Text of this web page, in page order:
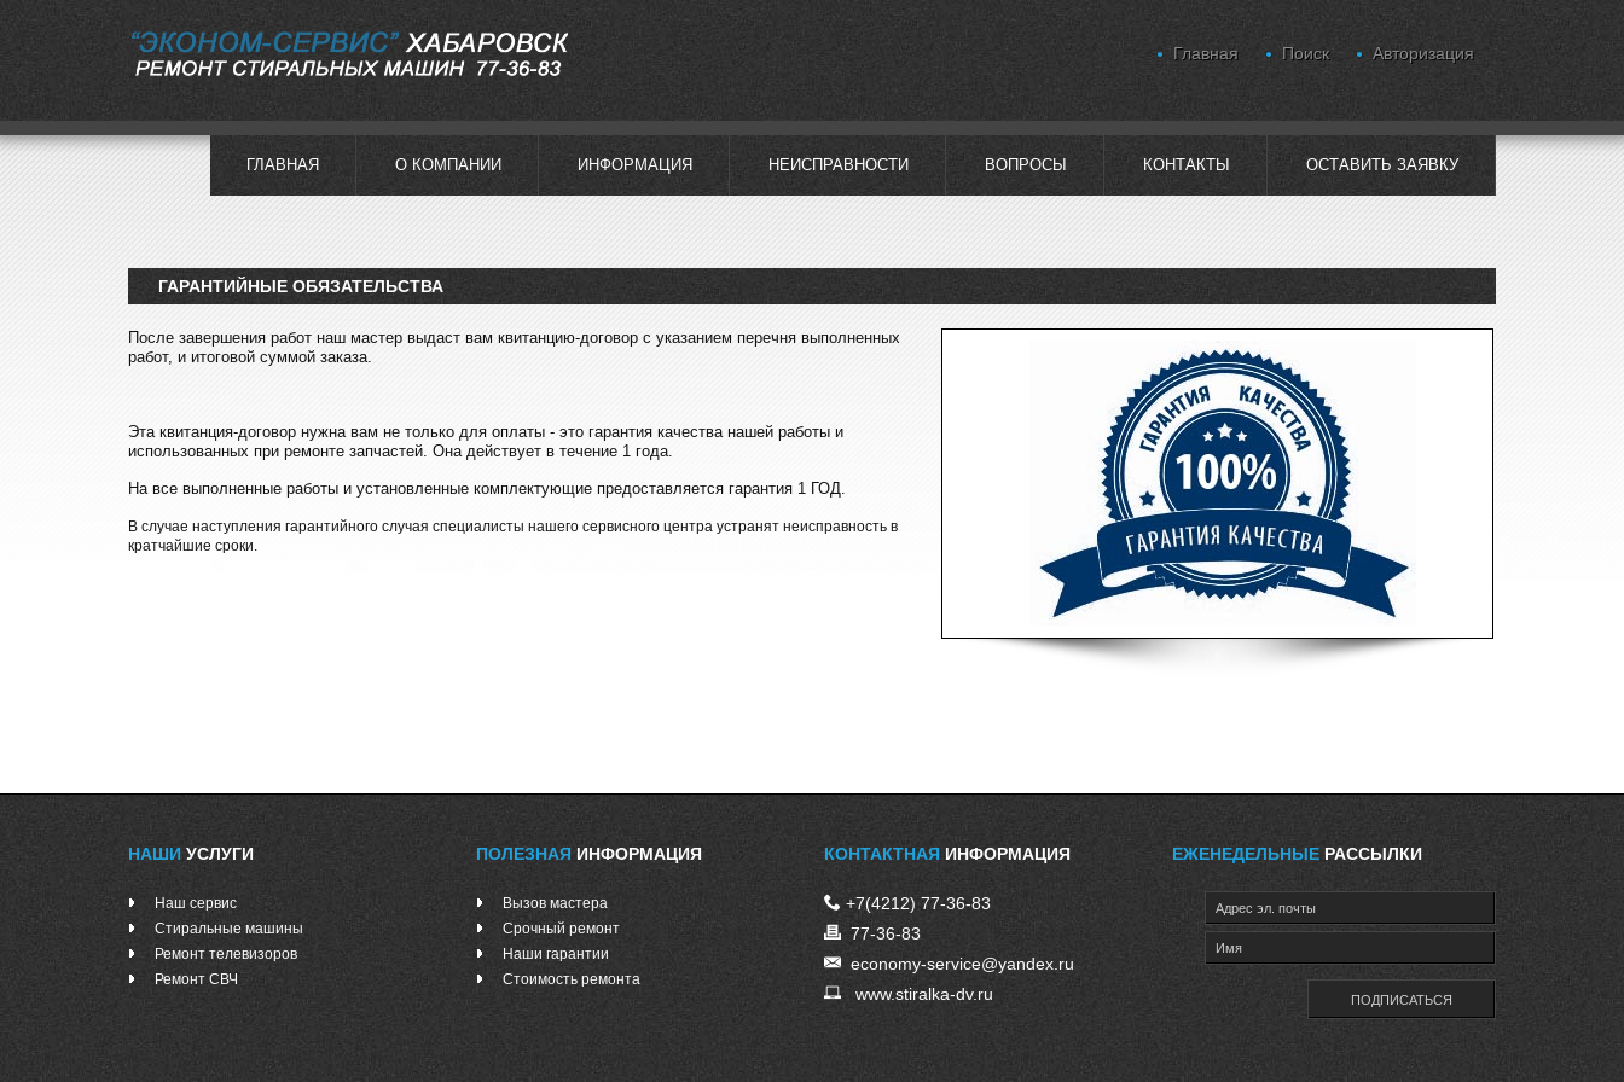
Авторизация
Поиск
Главная
ГЛАВНАЯ О КОМПАНИИ ИНФОРМАЦИЯ НЕИСПРАВНОСТИ ВОПРОСЫ КОНТАКТЫ ОСТАВИТЬ ЗАЯВКУ
ГАРАНТИЙНЫЕ ОБЯЗАТЕЛЬСТВА
После завершения работ наш мастер выдаст вам квитанцию-договор с указанием перечня выполненных
работ, и итоговой суммой заказа.
Эта квитанция-договор нужна вам не только для оплаты - это гарантия качества нашей работы и
использованных при ремонте запчастей. Она действует в течение 1 года.
На все выполненные работы и установленные комплектующие предоставляется гарантия 1 ГОД.
В случае наступления гарантийного случая специалисты нашего сервисного центра устранят неисправность в
кратчайшие сроки.
НАШИ УСЛУГИ
Наш сервис
Стиральные машины
Ремонт телевизоров
Ремонт СВЧ
ПОЛЕЗНАЯ ИНФОРМАЦИЯ
Вызов мастера
Срочный ремонт
Наши гарантии
Стоимость ремонта
КОНТАКТНАЯ ИНФОРМАЦИЯ
+7(4212) 77-36-83
77-36-83
economy-service@yandex.ru
www.stiralka-dv.ru
ЕЖЕНЕДЕЛЬНЫЕ РАССЫЛКИ